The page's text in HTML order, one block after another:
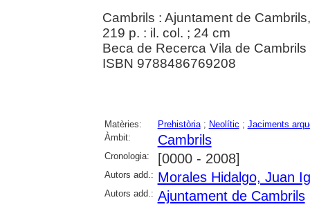
Cambrils : Ajuntament de
219 p. : il. col. ; 24 cm
Beca de Recerca Vila de Cambrils
ISBN 9788486769208
Matèries: Prehistòria; Neolític ; Jaciments
Àmbit:
Cambrils
Cronologia: [0000 - 2008]
Autors add.: Morales Hidalgo, Juan
Autors add.: Ajuntament de Cambrils